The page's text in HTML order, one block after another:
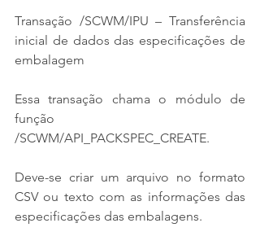
Transação /SCWM/IPU – Transferência
inicial de dados das especificações de
embalagem
Essa transação chama o módulo de
função
/SCWM/API_PACKSPEC_CREATE.
Deve-se criar um arquivo no formato
CSV ou texto com as informações das
especificações das embalagens.